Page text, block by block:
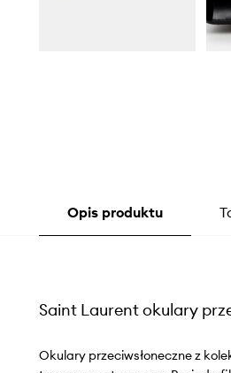
Opis produktu
Saint Laurent okulary
Okulary przeciwsłoneczne z